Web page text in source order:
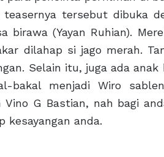
tersebut dibuka
birawa (Yayan Ruhian).
dilahap si jago merah.
Selain itu, juga ada anak
bakal menjadi Wiro
G Bastian, nah bagi
kesayangan anda.